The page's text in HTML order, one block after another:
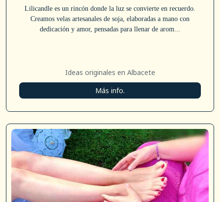
Lilicandle es un rincón donde la luz se convierte en recuerdo.
Creamos velas artesanales de soja, elaboradas a mano con
dedicación y amor, pensadas para llenar de arom...
Ideas originales en Albacete
Más info.